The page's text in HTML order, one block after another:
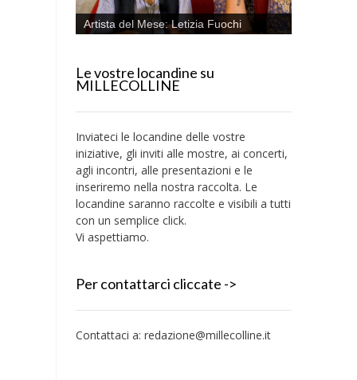
Artista del Mese: Letizia Fuochi
Le vostre locandine su
MILLECOLLINE
Inviateci le locandine delle vostre
iniziative, gli inviti alle mostre, ai concerti,
agli incontri, alle presentazioni e le
inseriremo nella nostra raccolta. Le
locandine saranno raccolte e visibili a tutti
con un semplice click.
Vi aspettiamo.
Per contattarci cliccate ->
Contattaci a: redazione@millecolline.it